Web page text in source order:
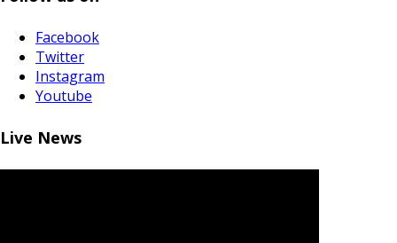
Facebook
Twitter
Instagram
Youtube
Live News